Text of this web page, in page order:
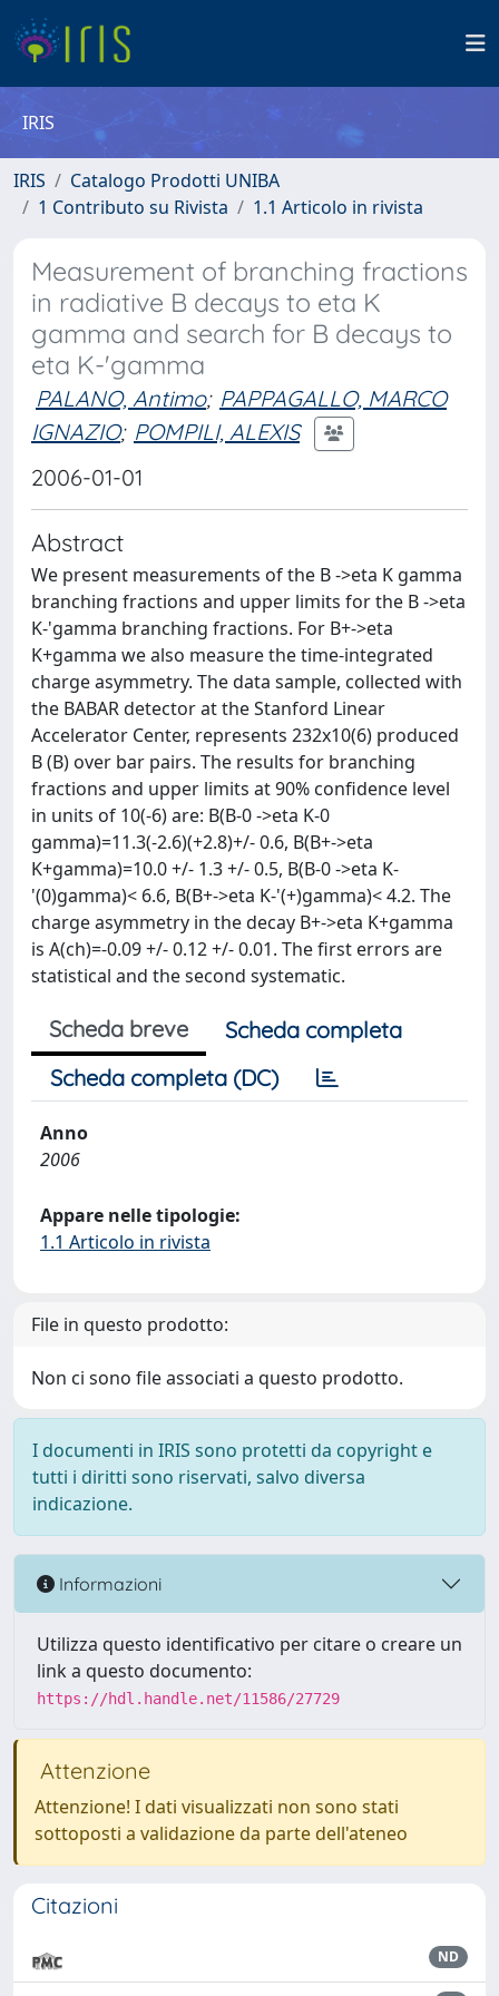
IRIS
IRIS
Catalogo Prodotti UNIBA
1 Contributo su Rivista
1.1 Articolo in rivista
Measurement of branching fractions
in radiative B decays to eta K
gamma and search for B decays to
eta K-'gamma
PALANO, Antimo; PAPPAGALLO, MARCO
IGNAZIO; POMPILI, ALEXIS
2006-01-01
Abstract
We present measurements of the B ->eta K gamma
branching fractions and upper limits for the B ->eta
K-'gamma branching fractions. For B+->eta
K+gamma we also measure the time-integrated
charge asymmetry. The data sample, collected with
the BABAR detector at the Stanford Linear
Accelerator Center, represents 232x10(6) produced
B (B) over bar pairs. The results for branching
fractions and upper limits at 90% confidence level
in units of 10(-6) are: B(B-0 ->eta K-0
gamma)=11.3(-2.6)(+2.8)+/- 0.6, B(B+->eta
K+gamma)=10.0 +/- 1.3 +/- 0.5, B(B-0 ->eta K-
'(0)gamma)< 6.6, B(B+->eta K-'(+)gamma)< 4.2. The
charge asymmetry in the decay B+->eta K+gamma
is A(ch)=-0.09 +/- 0.12 +/- 0.01. The first errors are
statistical and the second systematic.
Scheda breve
Scheda completa
Scheda completa (DC)
Anno
2006
Appare nelle tipologie:
1.1 Articolo in rivista
File in questo prodotto:
Non ci sono file associati a questo prodotto.
I documenti in IRIS sono protetti da copyright e
tutti i diritti sono riservati, salvo diversa
indicazione.
Informazioni
Utilizza questo identificativo per citare o creare un
link a questo documento:
https://hdl.handle.net/11586/27729
Attenzione
Attenzione! I dati visualizzati non sono stati
sottoposti a validazione da parte dell'ateneo
Citazioni
ND